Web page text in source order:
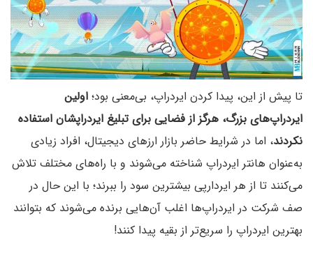
تا پیش از این، پیدا کردن ایردراپ، بی‌معنی بود؛ اولین
ایردراپ‌های بزرگ، هرگز از فضایی برای تبلیغ ایردراپشان استفاده
نکردند، اما در شرایط حاضر بازار ارزهای دیجیتال، افراد زیادی
به‌عنوان هانتر ایردراپ شناخته می‌شوند و با راه‌های مختلف تلاش
می‌کنند تا از هر ایردارپی بیشترین سود را ببرند؛ با این حال در
صف شرکت در ایردراپ‌ها اغلب آن‌هایی برنده می‌‌شوند که بتوانند
بهترین ایردراپ‌ را سریع‌تر از بقیه پیدا کنند!